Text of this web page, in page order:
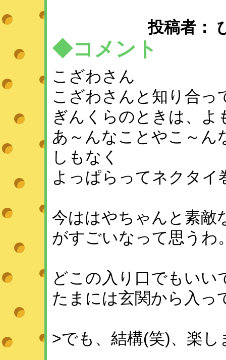
投稿者：
◆コメント
こざわさん
こざわさんと知り合っ
ぎんくらのときは、よ
あ～んなことやこ～ん
しもなく
よっぱらってネクタイ
今ははやちゃんと素敵
がすごいなって思うわ
どこの入り口でもいい
たまには玄関から入っ
>でも、結構(笑)、楽